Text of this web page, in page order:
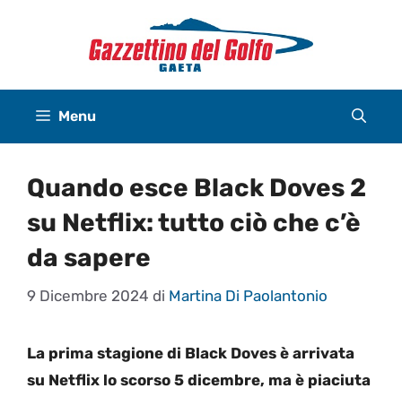
Menu
Quando esce Black Doves 2
su Netflix: tutto ciò che c’è
da sapere
9 Dicembre 2024 di Martina Di Paolantonio
La prima stagione di Black Doves è arrivata
su Netflix lo scorso 5 dicembre, ma è piaciuta